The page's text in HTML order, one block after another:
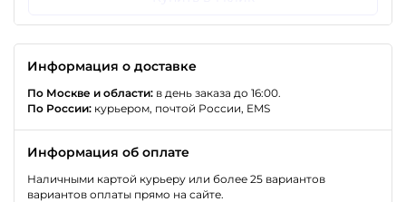
Информация о доставке
По Москве и области: в день заказа до 16:00.
По России: курьером, почтой России, EMS
Информация об оплате
Наличными картой курьеру или более 25 вариантов
вариантов оплаты прямо на сайте.